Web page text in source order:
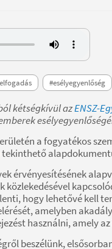
#esélyegyenlőség
kétségkívül azENSZ-
a fogyatékos
tekinthető
érvényesítésének
hogy lehetővé kell
amelyben
használni, amely
beszélünk,